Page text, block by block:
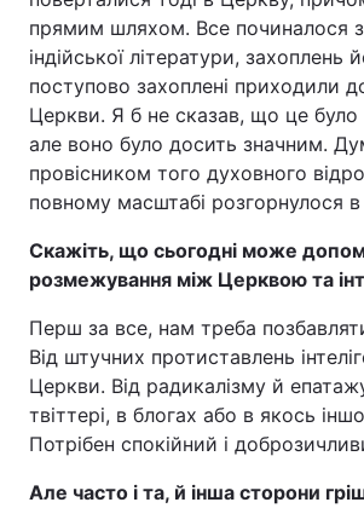
прямим шляхом. Все починалося
індійської літератури, захоплень
поступово захоплені приходили
Церкви. Я б не сказав, що це
але воно було досить значним.
провісником того духовного
повному масштабі розгорнулося
Скажіть, що сьогодні може
розмежування між Церквою та
Перш за все, нам треба
Від штучних протиставлень
Церкви. Від радикалізму й
твіттері, в блогах або в якось
Потрібен спокійний і
Але часто і та, й інша сторони